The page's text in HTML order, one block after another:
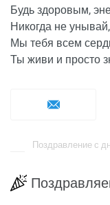
Будь здоровым,
Никогда не унывай,
Мы тебя всем
Ты живи и просто
Поздравление с